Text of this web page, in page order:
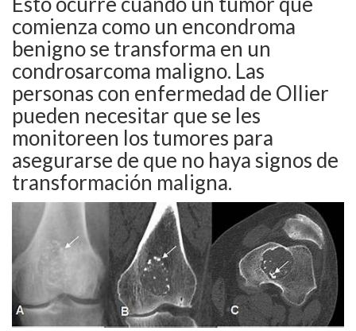
comienza como un encondroma
benigno se transforma en un
condrosarcoma maligno. Las
personas con enfermedad de Ollier
pueden necesitar que se les
monitoreen los tumores para
asegurarse de que no haya signos de
transformación maligna.